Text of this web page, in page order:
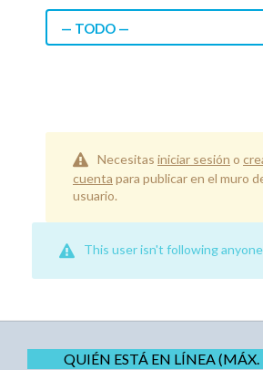
— TODO —
Necesitas iniciar sesión o
cuenta para publicar en el muro
usuario.
This user isn't following
QUIÉN ESTÁ EN LÍNEA (MÁX.